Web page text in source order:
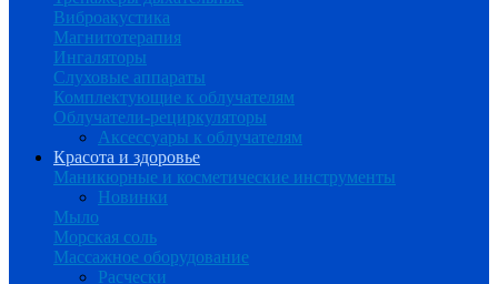
Виброакустика
Магнитотерапия
Ингаляторы
Слуховые аппараты
Комплектующие к облучателям
Облучатели-рециркуляторы
Аксессуары к облучателям
Красота и здоровье
Маникюрные и косметические инструменты
Новинки
Мыло
Морская соль
Массажное оборудование
Расчески